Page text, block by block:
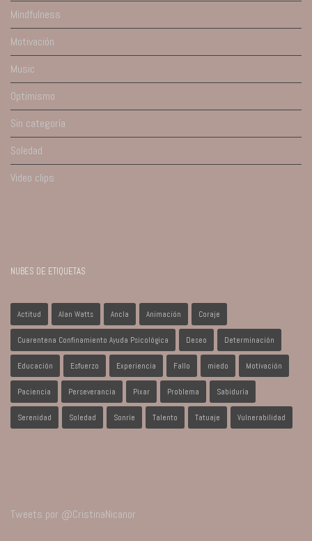
Mindfulness
Motivación
Music
Optimismo
Sin categoría
Soledad
Video clips
NUBES DE ETIQUETAS
Actitud Alan Watts Ancla Animación Coraje
Cuarentena Confinamiento Ayuda Psicológica Deseo Determinación
Educación Esfuerzo Experiencia Fallo miedo Motivación
Paciencia Perseverancia Pixar Problema Sabiduría
Serenidad Soledad Sonríe Talento Tatuaje Vulnerabilidad
Tweets por @CristinaNicanor